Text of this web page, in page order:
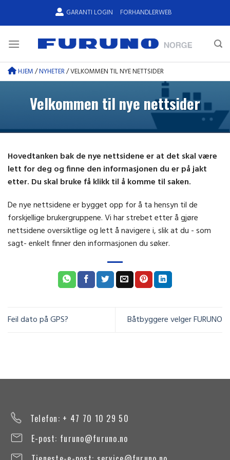
GARANTI LOGIN FORHANDLERWEB
HJEM/NYHETER/VELKOMMEN TIL NYE NETTSIDER
Velkommen til nye nettsider
Hovedtanken bak de nye nettsidene er at det skal være
lett for deg og finne den informasjonen du er på jakt
etter. Du skal bruke få klikk til å komme til saken.
De nye nettsidene er bygget opp for å ta hensyn til de
forskjellige brukergruppene. Vi har strebet etter å gjøre
nettsidene oversiktlige og lett å navigere i, slik at du - som
sagt- enkelt finner den informasjonen du søker.
Feil dato på GPS? Båtbyggere velger FURUNO
Telefon: + 47 70 10 29 50
E-post: furuno@furuno.no